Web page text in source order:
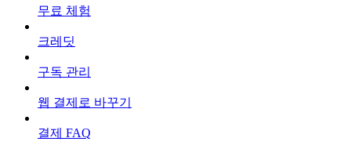
무료 체험
크레딧
구독 관리
웹 결제로 바꾸기
결제 FAQ